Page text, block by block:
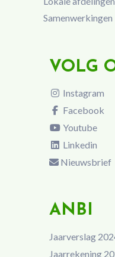
Samenwerkingen
VOLG
Instagram
Facebook
Youtube
Linkedin
Nieuwsbrief
ANBI
Jaarverslag
Jaarrekening